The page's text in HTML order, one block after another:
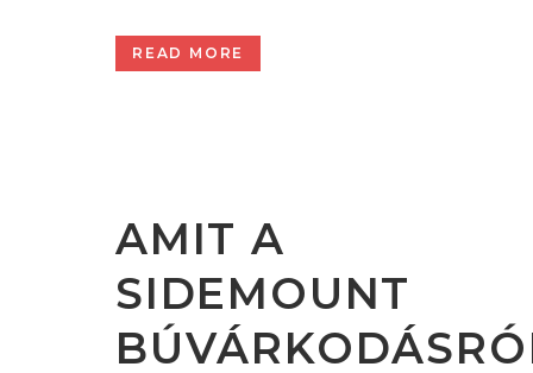
READ MORE
AMIT A
SIDEMOUNT